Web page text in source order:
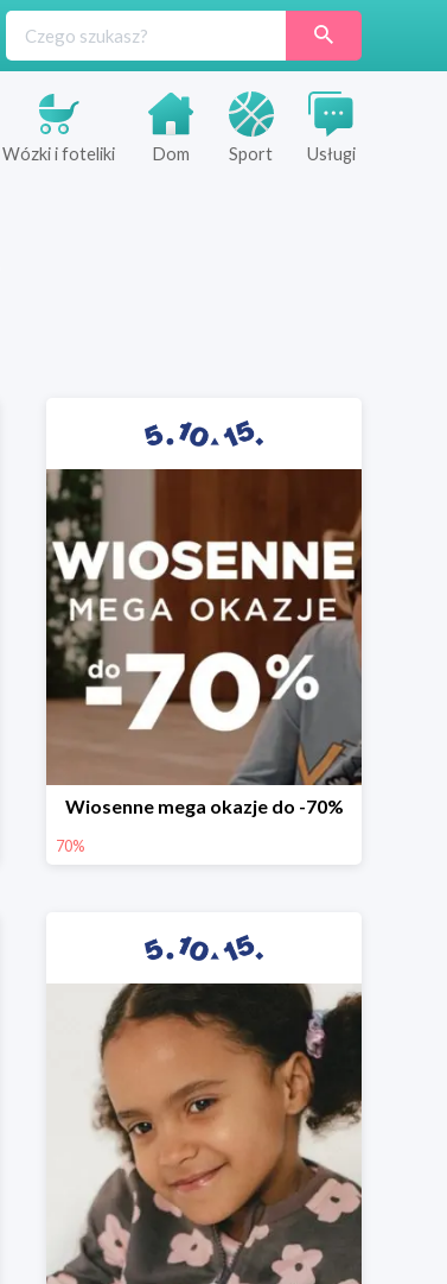
Wózki i foteliki Dom Sport Usługi
Wiosenne mega okazje do -70%
70%